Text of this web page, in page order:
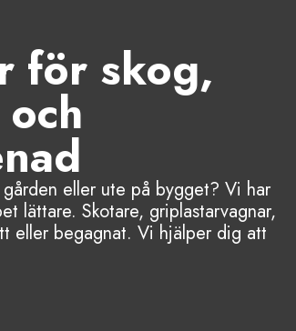
för skog,
eller ute på bygget? Vi har
lättare. Skotare, griplastarvagnar,
eller begagnat. Vi hjälper dig att